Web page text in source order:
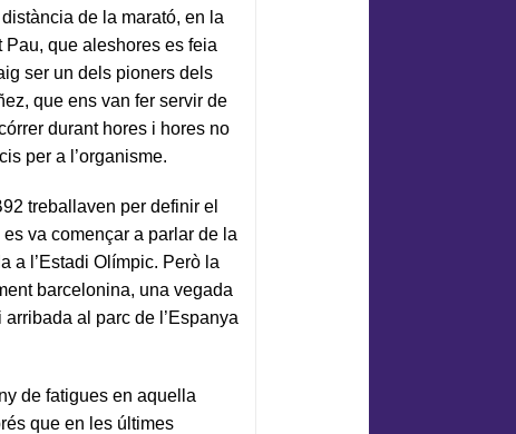
de la marató, en la
que aleshores es feia
ser un dels pioners dels
que ens van fer servir de
durant hores i hores no
per a l’organisme.
treballaven per definir el
va començar a parlar de la
a l’Estadi Olímpic. Però la
barcelonina, una vegada
al parc de l’Espanya
de fatigues en aquella
que en les últimes